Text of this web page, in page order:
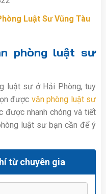
Luật Sư Vũng Tàu
phòng luật sư
luật sư ở Hải Phòng, tuy
được văn phòng luật sư
được nhanh chóng và tiết
luật sư bạn cần để ý
từ chuyên gia